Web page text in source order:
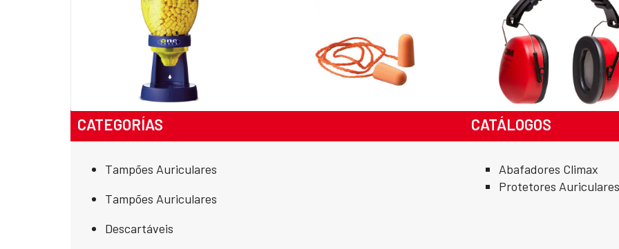
CATEGORÍAS
Tampões Auriculares
Tampões Auriculares
Descartáveis
CATÁLOGOS
Abafadores Climax
Protetores